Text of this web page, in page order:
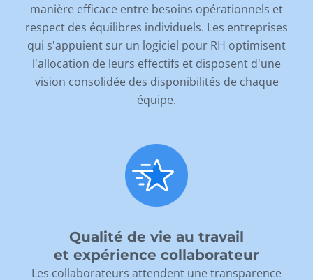
manière efficace entre besoins opérationnels et
respect des équilibres individuels. Les entreprises
qui s'appuient sur un logiciel pour RH optimisent
l'allocation de leurs effectifs et disposent d'une
vision consolidée des disponibilités de chaque
équipe.
Qualité de vie au travail
et expérience collaborateur
Les collaborateurs attendent une transparence